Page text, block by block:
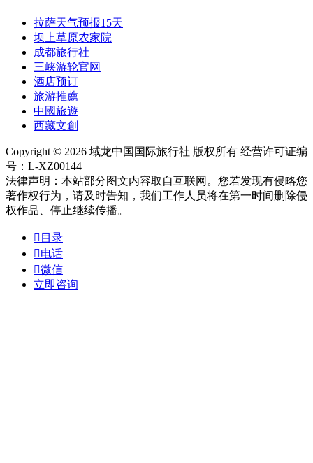
拉萨天气预报15天
坝上草原农家院
成都旅行社
三峡游轮官网
酒店预订
旅游推薦
中國旅遊
西藏文創
Copyright © 2026 域龙中国国际旅行社 版权所有 经营许可证编
号：L-XZ00144
法律声明：本站部分图文内容取自互联网。您若发现有侵略您
著作权行为，请及时告知，我们工作人员将在第一时间删除侵
权作品、停止继续传播。
 目录
电话
微信
立即咨询